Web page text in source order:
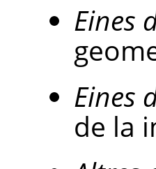
Eines
Eines
de la